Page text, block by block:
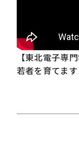
【東北電子専
若者を育てま